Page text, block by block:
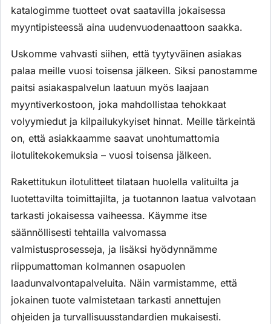
katalogimme tuotteet ovat saatavilla jokaisessa
myyntipisteessä aina uudenvuodenaattoon saakka.
Uskomme vahvasti siihen, että tyytyväinen asiakas
palaa meille vuosi toisensa jälkeen. Siksi panostamme
paitsi asiakaspalvelun laatuun myös laajaan
myyntiverkostoon, joka mahdollistaa tehokkaat
volyymiedut ja kilpailukykyiset hinnat. Meille tärkeintä
on, että asiakkaamme saavat unohtumattomia
ilotulitekokemuksia – vuosi toisensa jälkeen.
Rakettitukun ilotulitteet tilataan huolella valituilta ja
luotettavilta toimittajilta, ja tuotannon laatua valvotaan
tarkasti jokaisessa vaiheessa. Käymme itse
säännöllisesti tehtailla valvomassa
valmistusprosesseja, ja lisäksi hyödynnämme
riippumattoman kolmannen osapuolen
laadunvalvontapalveluita. Näin varmistamme, että
jokainen tuote valmistetaan tarkasti annettujen
ohjeiden ja turvallisuusstandardien mukaisesti.